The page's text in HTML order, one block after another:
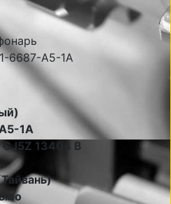
1A
CJ5Z 13404 B